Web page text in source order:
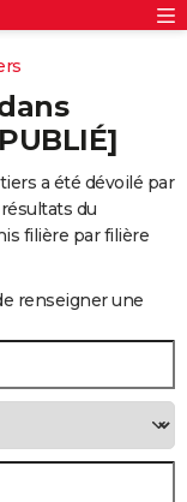
a été dévoilé par
du
filière par filière
renseigner une